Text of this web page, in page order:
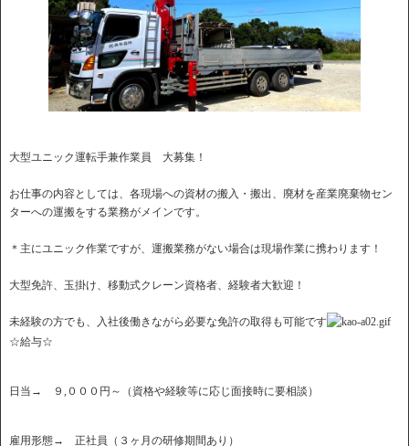
大型ユニック運転手兼作業員 大募集！
お仕事の内容としては、各現場への資材の搬入・搬出、廃材を産業廃棄物セン
ターへの運搬をする業務がメインです。
＊主にユニック作業ですが、運搬業務がない場合は現場作業に携わります！
大型免許、玉掛け、移動式クレーン資格者、経験者大歓迎！
未経験の方でも、入社後働きながら必要な免許の取得も可能です
☆給与☆
日当→ ９,０００円～（資格や経験等に応じ面接時に要相談）
雇用形態→ 正社員（３ヶ月の研修期間あり）